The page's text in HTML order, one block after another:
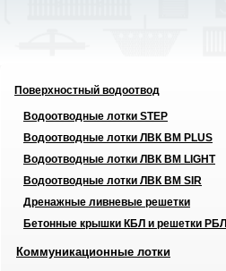
Поверхностный водоотвод
Водоотводные лотки STEP
Водоотводные лотки ЛВК ВМ PLUS
Водоотводные лотки ЛВК ВМ LIGHT
Водоотводные лотки ЛВК ВМ SIR
Дренажные ливневые решетки
Бетонные крышки КБЛ и решетки РБЛ
Коммуникационные лотки